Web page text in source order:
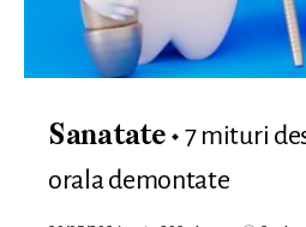
Sanatate
7 mituri
orala demontate